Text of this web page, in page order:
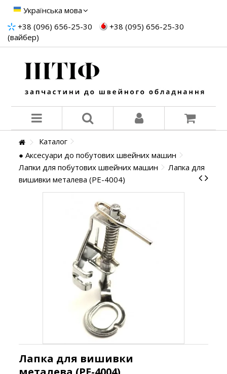
Українська мова
+38 (096) 656-25-30
+38 (095) 656-25-30
(вайбер)
Каталог
● Аксесуари до побутових швейних машин
Лапки для побутових швейних машин
Лапка для
вишивки металева (PE-4004)
Лапка для вишивки